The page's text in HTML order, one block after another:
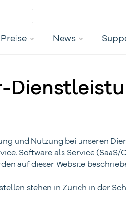
Preise News
und Nutzung bei unseren
Software als Service
auf dieser Website
stehen in Zürich in der